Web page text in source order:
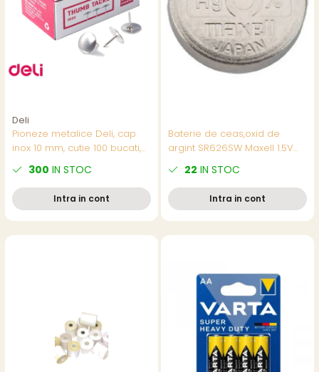
Deli
Pioneze metalice Deli, cap
inox 10 mm, cutie 100 bucati,
300 IN STOC
Intra in cont
Baterie de ceas,oxid de
argint SR626SW Maxell 1.5V
bucata/blister,(pret/buc)
22 IN STOC
Intra in cont